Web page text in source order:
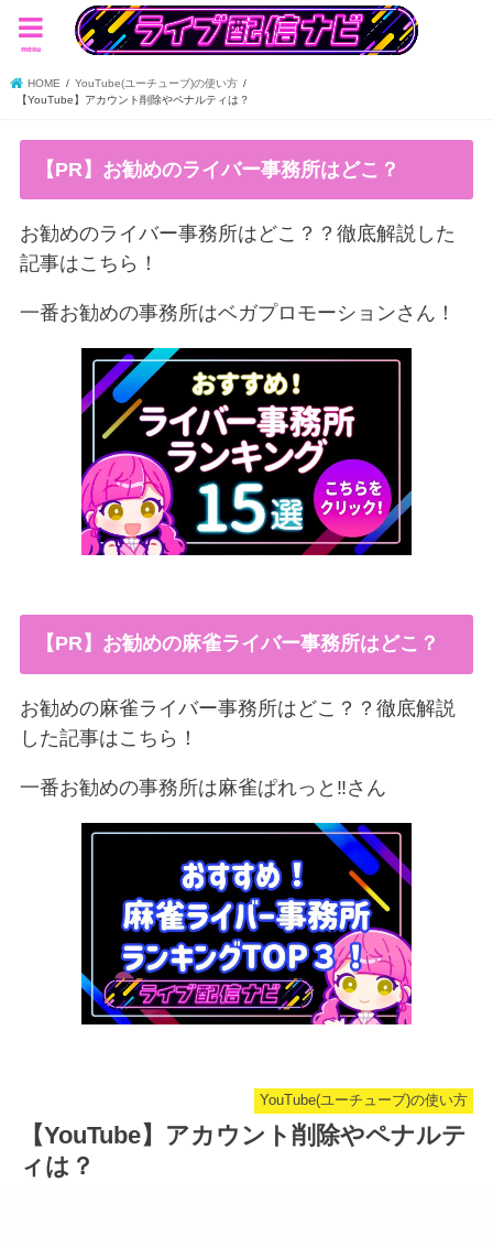
menu
HOME
YouTube(ユーチューブ)の使い方
【YouTube】アカウント削除やペナルティは？
【PR】お勧めのライバー事務所はどこ？
お勧めのライバー事務所はどこ？？徹底解説した
記事はこちら！
一番お勧めの事務所はベガプロモーションさん！
【PR】お勧めの麻雀ライバー事務所はどこ？
お勧めの麻雀ライバー事務所はどこ？？徹底解説
した記事はこちら！
一番お勧めの事務所は麻雀ぱれっと‼︎さん
YouTube(ユーチューブ)の使い方
【YouTube】アカウント削除やペナルテ
ィは？